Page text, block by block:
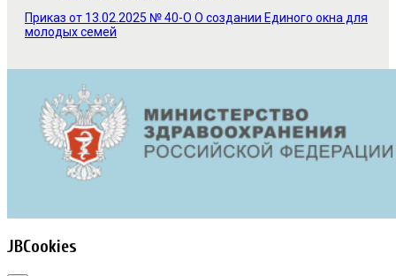
Приказ от 13.02.2025 № 40-О О создании Единого окна для
молодых семей
JBCookies